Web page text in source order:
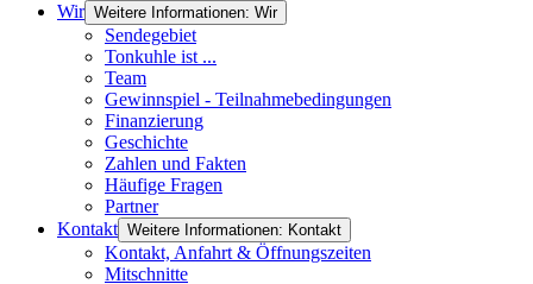
Wir Weitere Informationen: Wir
Sendegebiet
Tonkuhle ist ...
Team
Gewinnspiel - Teilnahmebedingungen
Finanzierung
Geschichte
Zahlen und Fakten
Häufige Fragen
Partner
Kontakt Weitere Informationen: Kontakt
Kontakt, Anfahrt & Öffnungszeiten
Mitschnitte